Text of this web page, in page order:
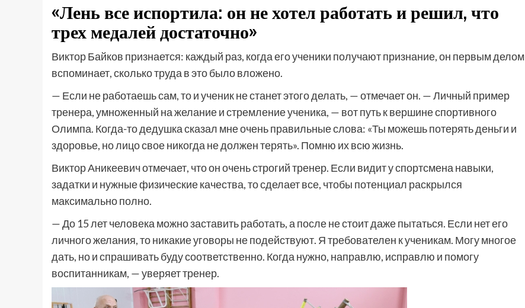
«Лень все испортила: он не хотел работать и решил, что
трех медалей достаточно»
Виктор Байков признается: каждый раз, когда его ученики получают признание, он первым делом
вспоминает, сколько труда в это было вложено.
— Если не работаешь сам, то и ученик не станет этого делать, — отмечает он. — Личный пример
тренера, умноженный на желание и стремление ученика, — вот путь к вершине спортивного
Олимпа. Когда-то дедушка сказал мне очень правильные слова: «Ты можешь потерять деньги и
здоровье, но лицо свое никогда не должен терять». Помню их всю жизнь.
Виктор Аникеевич отмечает, что он очень строгий тренер. Если видит у спортсмена навыки,
задатки и нужные физические качества, то сделает все, чтобы потенциал раскрылся
максимально полно.
— До 15 лет человека можно заставить работать, а после не стоит даже пытаться. Если нет его
личного желания, то никакие уговоры не подействуют. Я требователен к ученикам. Могу многое
дать, но и спрашивать буду соответственно. Когда нужно, направлю, исправлю и помогу
воспитанникам, — уверяет тренер.